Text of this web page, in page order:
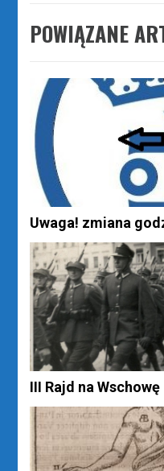
POWIĄZANE
Uwaga! zmiana
III Rajd na Wschowę